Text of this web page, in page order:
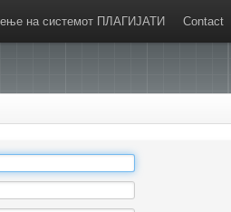
на системот ПЛАГИЈАТИ Contact